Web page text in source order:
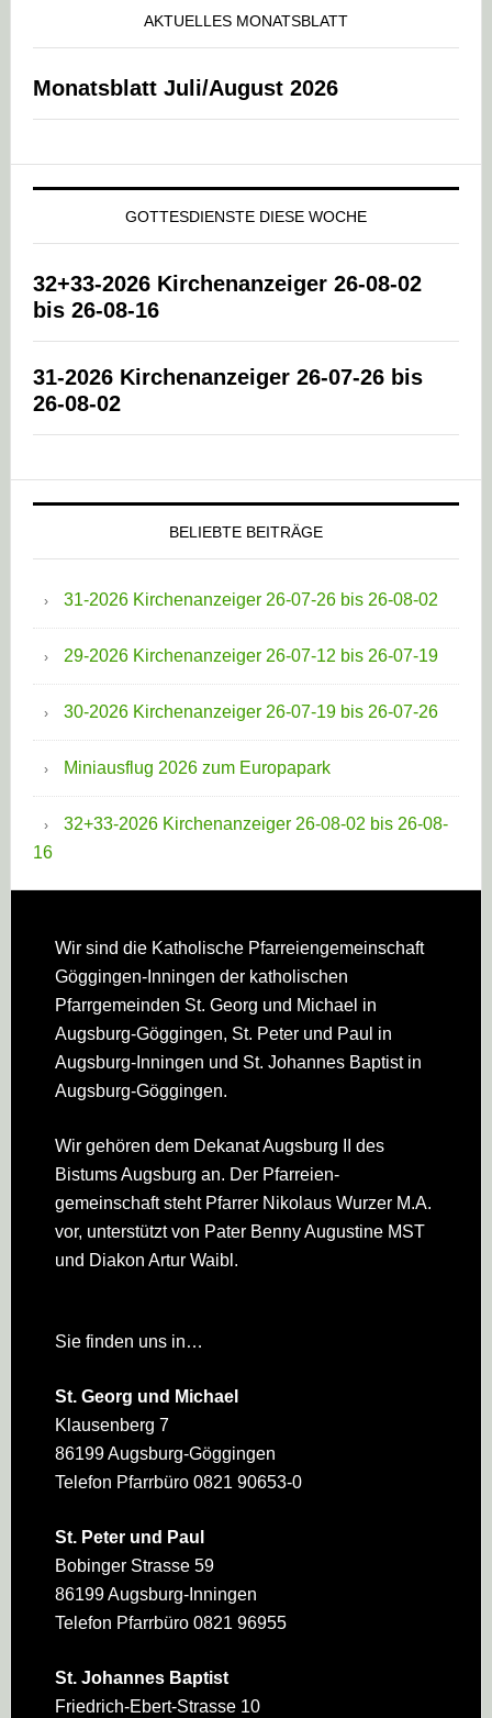
AKTUELLES MONATSBLATT
Monatsblatt Juli/August 2026
GOTTESDIENSTE DIESE WOCHE
32+33-2026 Kirchenanzeiger 26-08-02
bis 26-08-16
31-2026 Kirchenanzeiger 26-07-26 bis
26-08-02
BELIEBTE BEITRÄGE
31-2026 Kirchenanzeiger 26-07-26 bis 26-08-02
29-2026 Kirchenanzeiger 26-07-12 bis 26-07-19
30-2026 Kirchenanzeiger 26-07-19 bis 26-07-26
Miniausflug 2026 zum Europapark
32+33-2026 Kirchenanzeiger 26-08-02 bis 26-08-
16
Footer
Wir sind die Katholische Pfarreien­gemeinschaft
Göggingen-Inningen der katholischen
Pfarrgemeinden St. Georg und Michael in
Augsburg-Göggingen, St. Peter und Paul in
Augsburg-Inningen und St. Johannes Baptist in
Augsburg-Göggingen.
Wir gehören dem Dekanat Augsburg II des
Bistums Augsburg an. Der Pfarreien­
gemeinschaft steht Pfarrer Nikolaus Wurzer M.A.
vor, unterstützt von Pater Benny Augustine MST
und Diakon Artur Waibl.
Sie finden uns in…
St. Georg und Michael
Klausenberg 7
86199 Augsburg-Göggingen
Telefon Pfarrbüro 0821 90653-0
St. Peter und Paul
Bobinger Strasse 59
86199 Augsburg-Inningen
Telefon Pfarrbüro 0821 96955
St. Johannes Baptist
Friedrich-Ebert-Strasse 10